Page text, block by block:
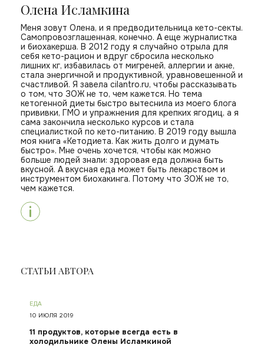
Олена Исламкина
Меня зовут Олена, и я предводительница кето-секты.
Самопровозглашенная, конечно. А еще журналистка
и биохакерша. В 2012 году я случайно отрыла для
себя кето-рацион и вдруг сбросила несколько
лишних кг, избавилась от мигреней, аллергии и акне,
стала энергичной и продуктивной, уравновешенной и
счастливой. Я завела cilantro.ru, чтобы рассказывать
о том, что ЗОЖ не то, чем кажется. Но тема
кетогенной диеты быстро вытеснила из моего блога
прививки, ГМО и упражнения для крепких ягодиц, а я
сама закончила несколько курсов и стала
специалисткой по кето-питанию. В 2019 году вышла
моя книга «Кетодиета. Как жить долго и думать
быстро». Мне очень хочется, чтобы как можно
больше людей знали: здоровая еда должна быть
вкусной. А вкусная еда может быть лекарством и
инструментом биохакинга. Потому что ЗОЖ не то,
чем кажется.
СТАТЬИ АВТОРА
ЕДА
10 ИЮЛЯ 2019
11 продуктов, которые всегда есть в
холодильнике Олены Исламкиной